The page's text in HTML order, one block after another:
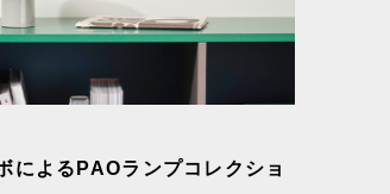
によるPAOランプコレクショ